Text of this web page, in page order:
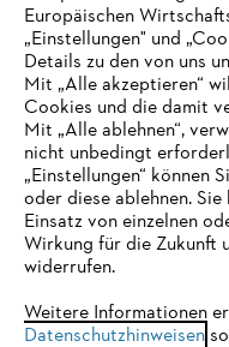
Unternehmen
Online Shop
Service
IHR
UNTERSTÜTZT
eine optimale Nutzung
einem der folgenden
Europäischen
„Einstellungen" und
Details zu den von uns
Mit „Alle akzeptieren“
Cookies und die damit
Mit „Alle ablehnen“,
nicht unbedingt
„Einstellungen“ können
oder diese ablehnen.
Einsatz von einzelnen
Wirkung für die Zukunft
widerrufen.
Weitere Informationen
Datenschutzhinweisen